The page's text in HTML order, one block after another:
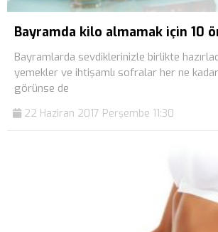
Bayramda kilo almamak için 10
Bayramlarda sevdiklerinizle birlikte
yemekler ve ihtişamlı sofralar her ne
görünse de
22 Haziran 2017 Perşembe 11:30